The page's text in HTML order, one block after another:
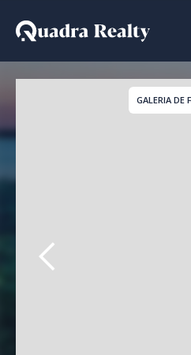
Casa a
GALERIA DE